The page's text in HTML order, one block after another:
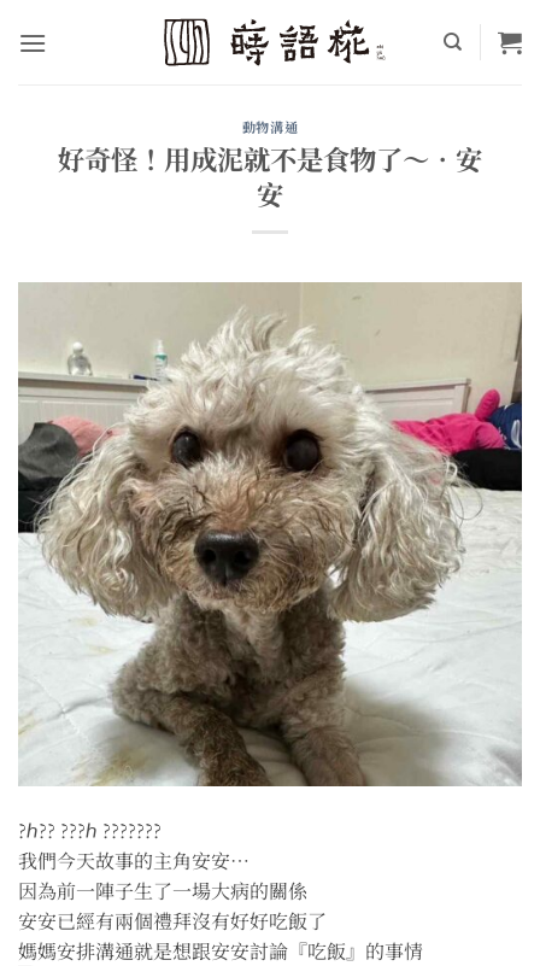
動物溝通
好奇怪！用成泥就不是食物了～•安
安
?ℎ?? ???ℎ ???????
我們今天故事的主角安安⋯
因為前一陣子生了一場大病的關係
安安已經有兩個禮拜沒有好好吃飯了
媽媽安排溝通就是想跟安安討論『吃飯』的事情